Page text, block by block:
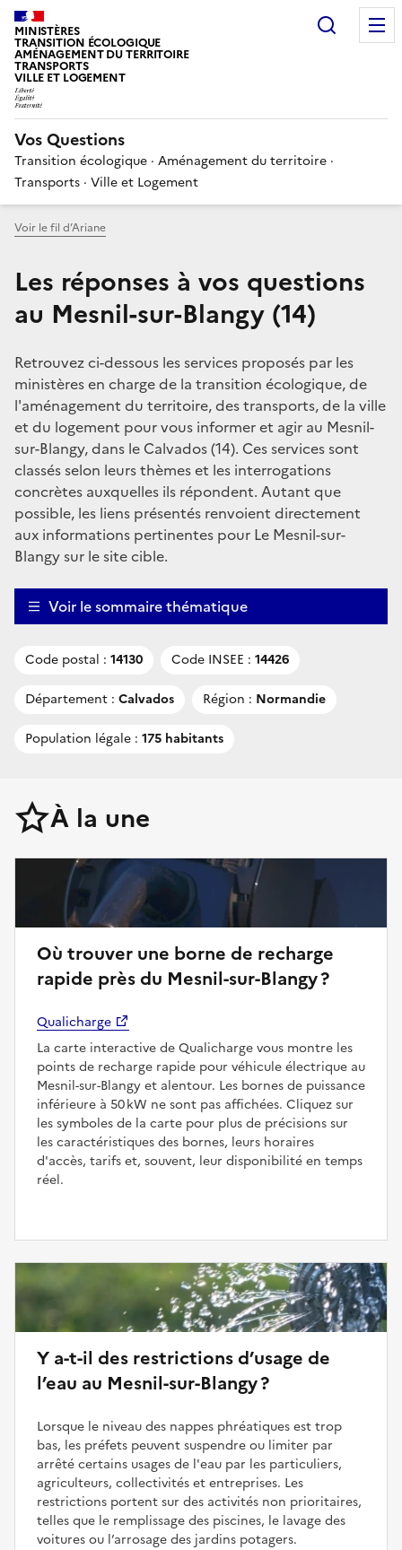
MINISTÈRES
TRANSITION ÉCOLOGIQUE
AMÉNAGEMENT DU TERRITOIRE
TRANSPORTS
VILLE ET LOGEMENT
Vos Questions
Transition écologique · Aménagement du territoire ·
Transports · Ville et Logement
Voir le fil d’Ariane
Les réponses à vos questions
au Mesnil-sur-Blangy (14)
Retrouvez ci-dessous les services proposés par les
ministères en charge de la transition écologique, de
l'aménagement du territoire, des transports, de la ville
et du logement pour vous informer et agir au Mesnil-
sur-Blangy, dans le Calvados (14). Ces services sont
classés selon leurs thèmes et les interrogations
concrètes auxquelles ils répondent. Autant que
possible, les liens présentés renvoient directement
aux informations pertinentes pour Le Mesnil-sur-
Blangy sur le site cible.
Voir le sommaire thématique
Code postal : 14130 Code INSEE : 14426
Département : Calvados Région : Normandie
Population légale : 175 habitants
À la une
Où trouver une borne de recharge
rapide près du Mesnil-sur-Blangy ?
Qualicharge
La carte interactive de Qualicharge vous montre les
points de recharge rapide pour véhicule électrique au
Mesnil-sur-Blangy et alentour. Les bornes de puissance
inférieure à 50 kW ne sont pas affichées. Cliquez sur
les symboles de la carte pour plus de précisions sur
les caractéristiques des bornes, leurs horaires
d'accès, tarifs et, souvent, leur disponibilité en temps
réel.
Y a-t-il des restrictions d’usage de
l’eau au Mesnil-sur-Blangy ?
Lorsque le niveau des nappes phréatiques est trop
bas, les préfets peuvent suspendre ou limiter par
arrêté certains usages de l'eau par les particuliers,
agriculteurs, collectivités et entreprises. Les
restrictions portent sur des activités non prioritaires,
telles que le remplissage des piscines, le lavage des
voitures ou l’arrosage des jardins potagers.